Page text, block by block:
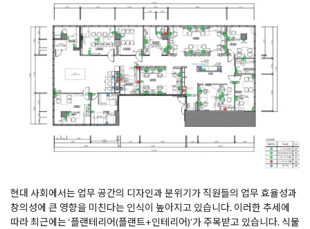
현대 사회에서는 업무 공간의 디자인과 분위기가 직원들의 업무 효율성과
창의성에 큰 영향을 미친다는 인식이 높아지고 있습니다. 이러한 추세에
따라 최근에는 ‘플랜테리어(플랜트+인테리어)’가 주목받고 있습니다. 식물